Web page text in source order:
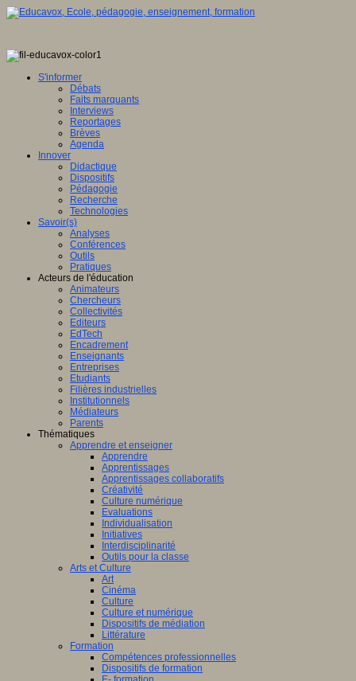
S'informer
Débats
Faits marquants
Interviews
Reportages
Brèves
Agenda
Innover
Didactique
Dispositifs
Pédagogie
Recherche
Technologies
Savoir(s)
Analyses
Conférences
Outils
Pratiques
Acteurs de l'éducation
Animateurs
Chercheurs
Collectivités
Editeurs
EdTech
Encadrement
Enseignants
Entreprises
Etudiants
Filières industrielles
Institutionnels
Médiateurs
Parents
Thématiques
Apprendre et enseigner
Apprendre
Apprentissages
Apprentissages collaboratifs
Créativité
Culture numérique
Evaluations
Individualisation
Initiatives
Interdisciplinarité
Outils pour la classe
Arts et Culture
Art
Cinéma
Culture
Culture et numérique
Dispositifs de médiation
Littérature
Formation
Compétences professionnelles
Dispositifs de formation